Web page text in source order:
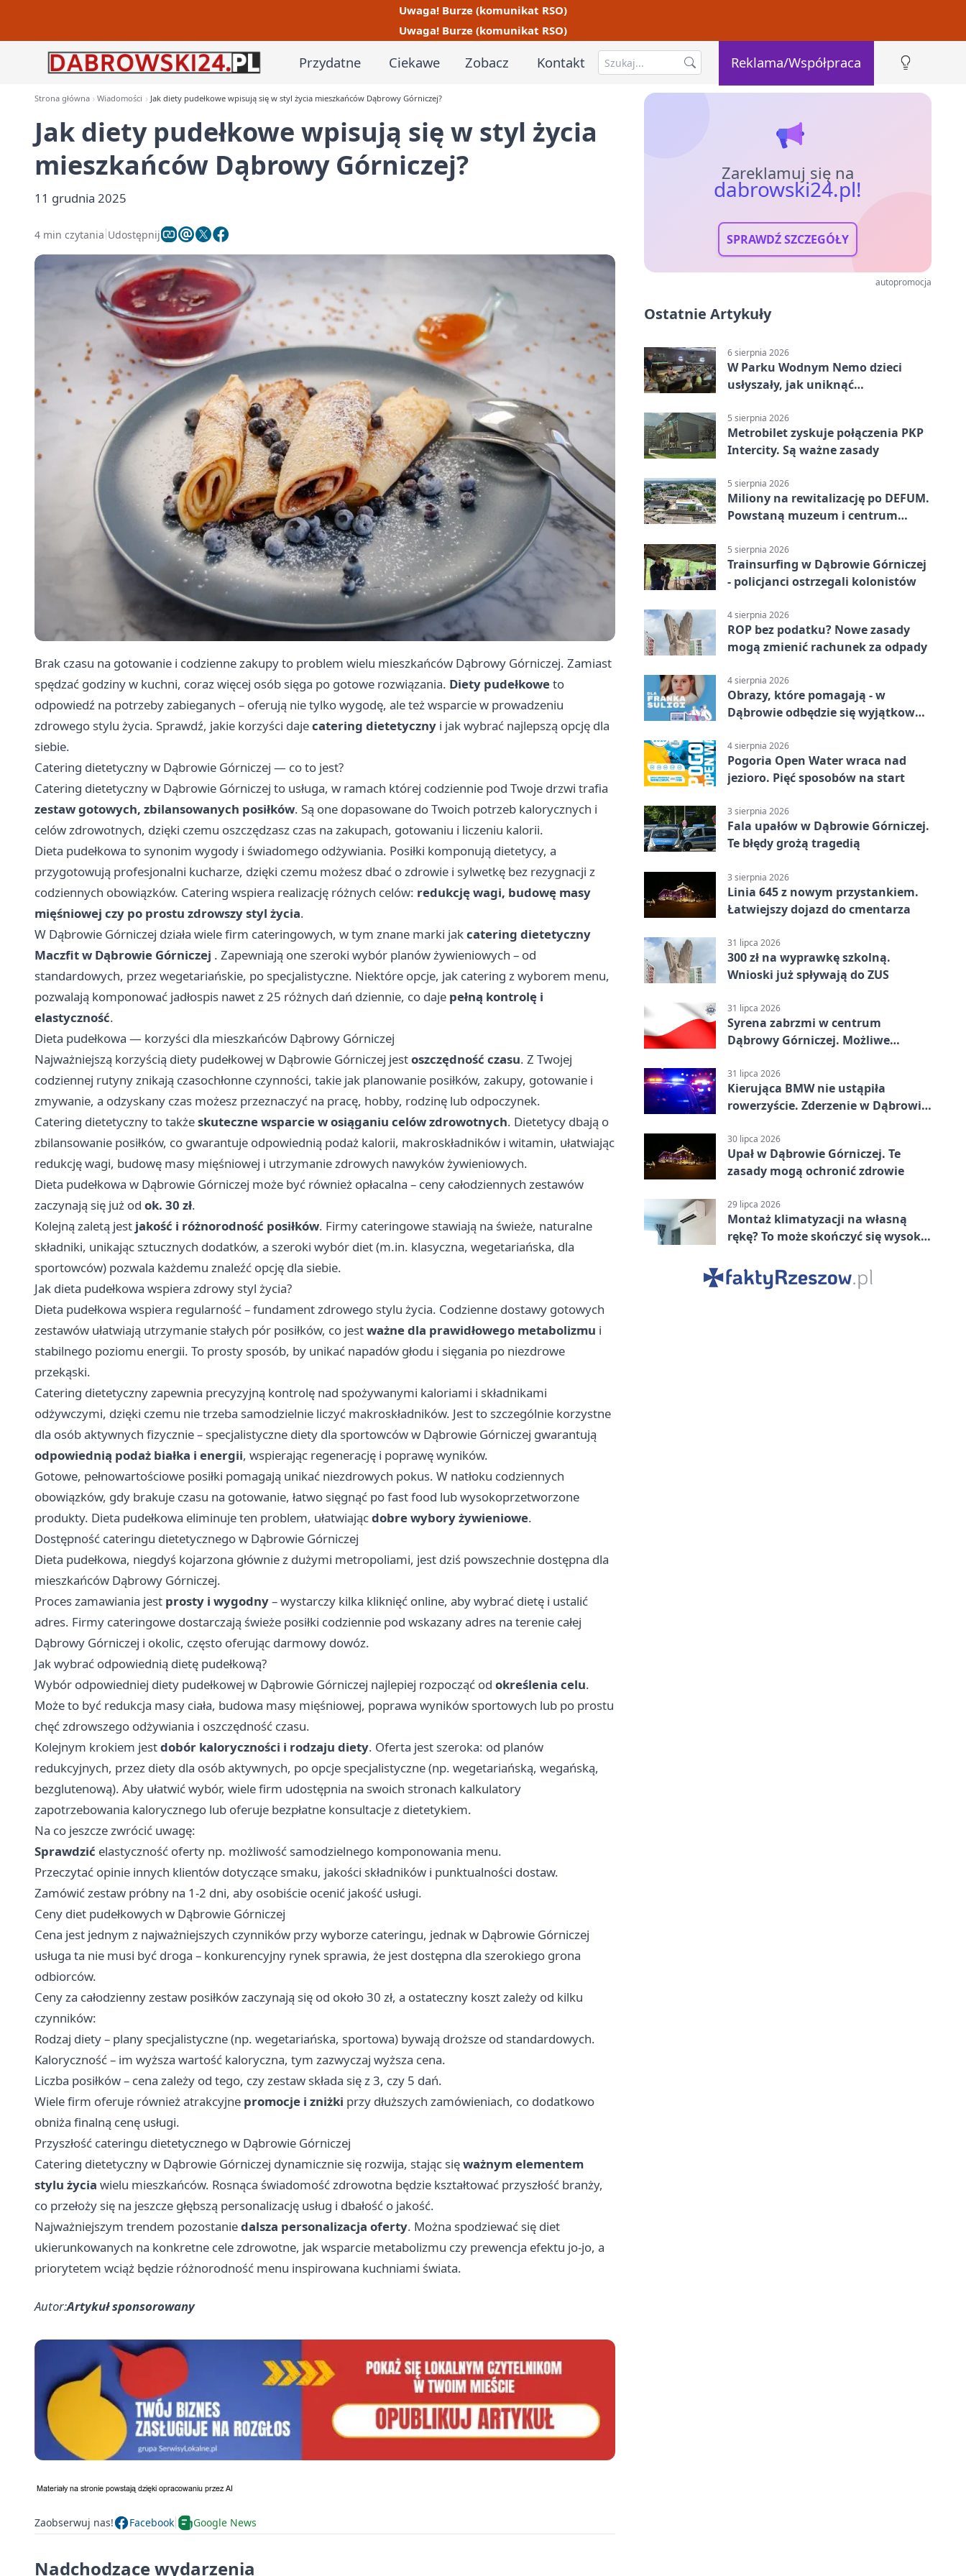
Uwaga! Burze (komunikat RSO)
Uwaga! Burze (komunikat RSO)
Przydatne Ciekawe Zobacz Kontakt Reklama/Współpraca
Strona główna Wiadomości Jak diety pudełkowe wpisują się w styl życia mieszkańców Dąbrowy Górniczej?
Jak diety pudełkowe wpisują się w styl życia
mieszkańców Dąbrowy Górniczej?
11 grudnia 2025
4 min czytania Udostępnij
Brak czasu na gotowanie i codzienne zakupy to problem wielu mieszkańców Dąbrowy Górniczej. Zamiast
spędzać godziny w kuchni, coraz więcej osób sięga po gotowe rozwiązania. Diety pudełkoweto
odpowiedź na potrzeby zabieganych – oferują nie tylko wygodę, ale też wsparcie w prowadzeniu
zdrowego stylu życia. Sprawdź, jakie korzyści dajecatering dietetyczny i jak wybrać najlepszą opcję dla
siebie.
Catering dietetyczny w Dąbrowie Górniczej — co to jest?
Catering dietetyczny w Dąbrowie Górniczej to usługa, w ramach której codziennie pod Twoje drzwi trafia
zestaw gotowych, zbilansowanych posiłków. Są one dopasowane do Twoich potrzeb kalorycznych i
celów zdrowotnych, dzięki czemu oszczędzasz czas na zakupach, gotowaniu i liczeniu kalorii.
Dieta pudełkowa to synonim wygody i świadomego odżywiania. Posiłki komponują dietetycy, a
przygotowują profesjonalni kucharze, dzięki czemu możesz dbać o zdrowie i sylwetkę bez rezygnacji z
codziennych obowiązków. Catering wspiera realizację różnych celów: redukcję wagi, budowę masy
mięśniowej czy po prostu zdrowszy styl życia.
W Dąbrowie Górniczej działa wiele firm cateringowych, w tym znane marki jakcatering dietetyczny
Maczfit w Dąbrowie Górniczej . Zapewniają one szeroki wybór planów żywieniowych – od
standardowych, przez wegetariańskie, po specjalistyczne. Niektóre opcje, jak catering z wyborem menu,
pozwalają komponować jadłospis nawet z 25 różnych dań dziennie, co daje pełną kontrolę i
elastyczność.
Dieta pudełkowa — korzyści dla mieszkańców Dąbrowy Górniczej
Najważniejszą korzyścią diety pudełkowej w Dąbrowie Górniczej jestoszczędność czasu. Z Twojej
codziennej rutyny znikają czasochłonne czynności, takie jak planowanie posiłków, zakupy, gotowanie i
zmywanie, a odzyskany czas możesz przeznaczyć na pracę, hobby, rodzinę lub odpoczynek.
Catering dietetyczny to takżeskuteczne wsparcie w osiąganiu celów zdrowotnych. Dietetycy dbają o
zbilansowanie posiłków, co gwarantuje odpowiednią podaż kalorii, makroskładników i witamin, ułatwiając
redukcję wagi, budowę masy mięśniowej i utrzymanie zdrowych nawyków żywieniowych.
Dieta pudełkowa w Dąbrowie Górniczej może być również opłacalna – ceny całodziennych zestawów
zaczynają się już od ok. 30 zł.
Kolejną zaletą jest jakość i różnorodność posiłków. Firmy cateringowe stawiają na świeże, naturalne
składniki, unikając sztucznych dodatków, a szeroki wybór diet (m.in. klasyczna, wegetariańska, dla
sportowców) pozwala każdemu znaleźć opcję dla siebie.
Jak dieta pudełkowa wspiera zdrowy styl życia?
Dieta pudełkowa wspiera regularność – fundament zdrowego stylu życia. Codzienne dostawy gotowych
zestawów ułatwiają utrzymanie stałych pór posiłków, co jestważne dla prawidłowego metabolizmu i
stabilnego poziomu energii. To prosty sposób, by unikać napadów głodu i sięgania po niezdrowe
przekąski.
Catering dietetyczny zapewnia precyzyjną kontrolę nad spożywanymi kaloriami i składnikami
odżywczymi, dzięki czemu nie trzeba samodzielnie liczyć makroskładników. Jest to szczególnie korzystne
dla osób aktywnych fizycznie – specjalistyczne diety dla sportowców w Dąbrowie Górniczej gwarantują
odpowiednią podaż białka i energii, wspierając regenerację i poprawę wyników.
Gotowe, pełnowartościowe posiłki pomagają unikać niezdrowych pokus. W natłoku codziennych
obowiązków, gdy brakuje czasu na gotowanie, łatwo sięgnąć po fast food lub wysokoprzetworzone
produkty. Dieta pudełkowa eliminuje ten problem, ułatwiającdobre wybory żywieniowe.
Dostępność cateringu dietetycznego w Dąbrowie Górniczej
Dieta pudełkowa, niegdyś kojarzona głównie z dużymi metropoliami, jest dziś powszechnie dostępna dla
mieszkańców Dąbrowy Górniczej.
Proces zamawiania jest prosty i wygodny– wystarczy kilka kliknięć online, aby wybrać dietę i ustalić
adres. Firmy cateringowe dostarczają świeże posiłki codziennie pod wskazany adres na terenie całej
Dąbrowy Górniczej i okolic, często oferując darmowy dowóz.
Jak wybrać odpowiednią dietę pudełkową?
Wybór odpowiedniej diety pudełkowej w Dąbrowie Górniczej najlepiej rozpocząć od określenia celu.
Może to być redukcja masy ciała, budowa masy mięśniowej, poprawa wyników sportowych lub po prostu
chęć zdrowszego odżywiania i oszczędność czasu.
Kolejnym krokiem jestdobór kaloryczności i rodzaju diety. Oferta jest szeroka: od planów
redukcyjnych, przez diety dla osób aktywnych, po opcje specjalistyczne (np. wegetariańską, wegańską,
bezglutenową). Aby ułatwić wybór, wiele firm udostępnia na swoich stronach kalkulatory
zapotrzebowania kalorycznego lub oferuje bezpłatne konsultacje z dietetykiem.
Na co jeszcze zwrócić uwagę:
Sprawdzić elastyczność oferty np. możliwość samodzielnego komponowania menu.
Przeczytać opinie innych klientów dotyczące smaku, jakości składników i punktualności dostaw.
Zamówić zestaw próbny na 1-2 dni, aby osobiście ocenić jakość usługi.
Ceny diet pudełkowych w Dąbrowie Górniczej
Cena jest jednym z najważniejszych czynników przy wyborze cateringu, jednak w Dąbrowie Górniczej
usługa ta nie musi być droga – konkurencyjny rynek sprawia, że jest dostępna dla szerokiego grona
odbiorców.
Ceny za całodzienny zestaw posiłków zaczynają się od około 30 zł, a ostateczny koszt zależy od kilku
czynników:
Rodzaj diety – plany specjalistyczne (np. wegetariańska, sportowa) bywają droższe od standardowych.
Kaloryczność – im wyższa wartość kaloryczna, tym zazwyczaj wyższa cena.
Liczba posiłków – cena zależy od tego, czy zestaw składa się z 3, czy 5 dań.
Wiele firm oferuje również atrakcyjne promocje i zniżki przy dłuższych zamówieniach, co dodatkowo
obniża finalną cenę usługi.
Przyszłość cateringu dietetycznego w Dąbrowie Górniczej
Catering dietetyczny w Dąbrowie Górniczej dynamicznie się rozwija, stając sięważnym elementem
stylu życia wielu mieszkańców. Rosnąca świadomość zdrowotna będzie kształtować przyszłość branży,
co przełoży się na jeszcze głębszą personalizację usług i dbałość o jakość.
Najważniejszym trendem pozostaniedalsza personalizacja oferty. Można spodziewać się diet
ukierunkowanych na konkretne cele zdrowotne, jak wsparcie metabolizmu czy prewencja efektu jo-jo, a
priorytetem wciąż będzie różnorodność menu inspirowana kuchniami świata.
Autor:Artykuł sponsorowany
Zaobserwuj nas! Facebook Google News
Nadchodzące wydarzenia
Zareklamuj się na
dabrowski24.pl!
SPRAWDŹ SZCZEGÓŁY
autopromocja
Ostatnie Artykuły
6 sierpnia 2026
W Parku Wodnym Nemo dzieci
usłyszały, jak uniknąć
5 sierpnia 2026
Metrobilet zyskuje połączenia PKP
Intercity. Są ważne zasady
5 sierpnia 2026
Miliony na rewitalizację po DEFUM.
Powstaną muzeum i centrum
5 sierpnia 2026
Trainsurfing w Dąbrowie Górniczej
- policjanci ostrzegali kolonistów
4 sierpnia 2026
ROP bez podatku? Nowe zasady
mogą zmienić rachunek za odpady
4 sierpnia 2026
Obrazy, które pomagają - w
Dąbrowie odbędzie się wyjątkowa
4 sierpnia 2026
Pogoria Open Water wraca nad
jezioro. Pięć sposobów na start
3 sierpnia 2026
Fala upałów w Dąbrowie Górniczej.
Te błędy grożą tragedią
3 sierpnia 2026
Linia 645 z nowym przystankiem.
Łatwiejszy dojazd do cmentarza
31 lipca 2026
300 zł na wyprawkę szkolną.
Wnioski już spływają do ZUS
31 lipca 2026
Syrena zabrzmi w centrum
Dąbrowy Górniczej. Możliwe
31 lipca 2026
Kierująca BMW nie ustąpiła
rowerzyście. Zderzenie w Dąbrowie
30 lipca 2026
Upał w Dąbrowie Górniczej. Te
zasady mogą ochronić zdrowie
29 lipca 2026
Montaż klimatyzacji na własną
rękę? To może skończyć się wysoką